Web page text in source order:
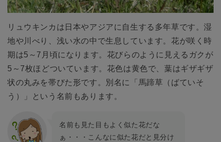
リュウキンカは日本やアジアに自生する多年草です。湿
地や川べり、浅い水の中で生息しています。花が咲く時
期は5～7月頃になります。花びらのように見えるガクが
5～7枚ほどついています。花色は黄色で、葉はギザギザ
状の丸みを帯びた形です。別名に「馬蹄草（ばていそ
う）」という名前もあります。
名前も見た目もよく似た花だな
ぁ・・・こんなに似た花だと見分け